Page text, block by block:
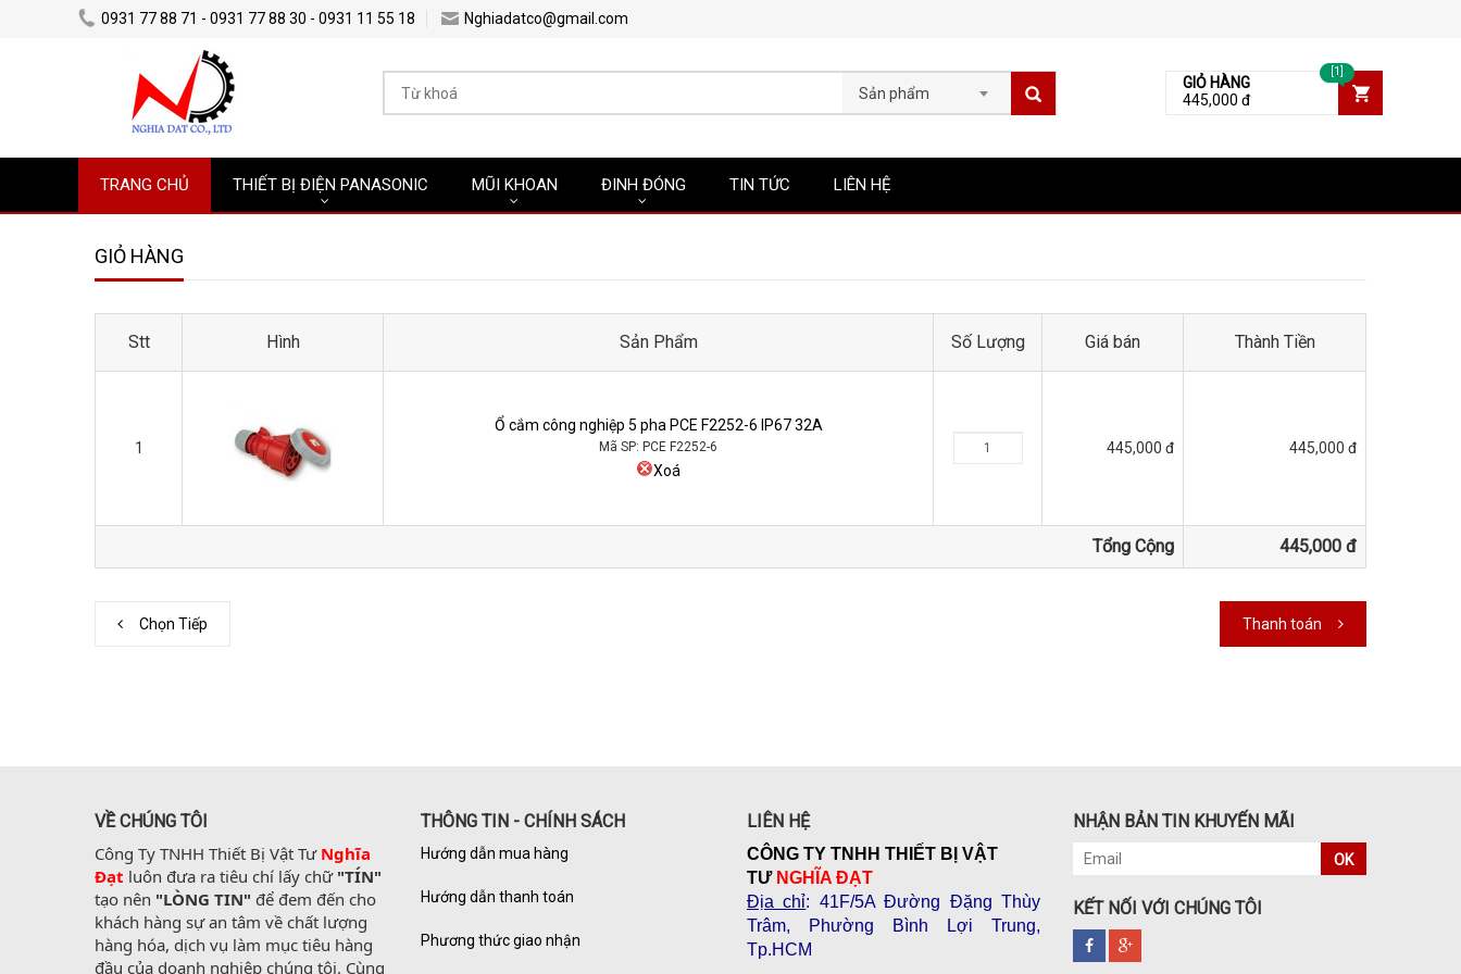
0931 77 88 71 - 0931 77 88 30 - 0931 11 55 18 Nghiadatco@gmail.com
Sản phẩm
GIỎ HÀNG
445,000 đ
[1]
TRANG CHỦ THIẾT BỊ ĐIỆN PANASONIC MŨI KHOAN ĐINH ĐÓNG TIN TỨC LIÊN HỆ
GIỎ HÀNG
Stt Hình Sản Phẩm Số Lượng Giá bán Thành Tiền
1
Ổ cắm công nghiệp 5 pha PCE F2252-6 IP67 32A
Mã SP: PCE F2252-6
Xoá
445,000 đ 445,000 đ
Tổng Cộng 445,000 đ
Chọn Tiếp Thanh toán
VỀ CHÚNG TÔI
Công Ty TNHH Thiết Bị Vật Tư Nghĩa
Đạt luôn đưa ra tiêu chí lấy chữ "TÍN"
tạo nên "LÒNG TIN" để đem đến cho
khách hàng sự an tâm về chất lượng
hàng hóa, dịch vụ làm mục tiêu hàng
đầu của doanh nghiệp chúng tôi. Cùng
THÔNG TIN - CHÍNH SÁCH
Hướng dẫn mua hàng
Hướng dẫn thanh toán
Phương thức giao nhận
LIÊN HỆ
CÔNG TY TNHH THIẾT BỊ VẬT
TƯ NGHĨA ĐẠT
Địa chỉ: 41F/5A Đường Đặng Thùy
Trâm, Phường Bình Lợi Trung,
Tp.HCM
NHẬN BẢN TIN KHUYẾN MÃI
OK
KẾT NỐI VỚI CHÚNG TÔI